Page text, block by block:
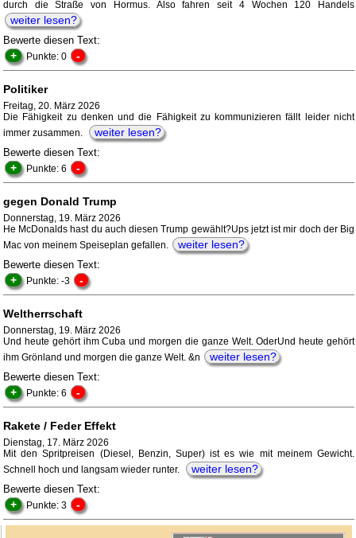
durch die Straße von Hormus. Also fahren seit 4 Wochen 120 Handels
weiter lesen?
Bewerte diesen Text:
+ Punkte: 0 -
Politiker
Freitag, 20. März 2026
Die Fähigkeit zu denken und die Fähigkeit zu kommunizieren fällt leider nicht
immer zusammen.
weiter lesen?
Bewerte diesen Text:
+ Punkte: 6 -
gegen Donald Trump
Donnerstag, 19. März 2026
He McDonalds hast du auch diesen Trump gewählt?Ups jetzt ist mir doch der Big
Mac von meinem Speiseplan gefallen.
weiter lesen?
Bewerte diesen Text:
+ Punkte: -3 -
Weltherrschaft
Donnerstag, 19. März 2026
Und heute gehört ihm Cuba und morgen die ganze Welt. OderUnd heute gehört
ihm Grönland und morgen die ganze Welt. &n
weiter lesen?
Bewerte diesen Text:
+ Punkte: 6 -
Rakete / Feder Effekt
Dienstag, 17. März 2026
Mit den Spritpreisen (Diesel, Benzin, Super) ist es wie mit meinem Gewicht.
Schnell hoch und langsam wieder runter.
weiter lesen?
Bewerte diesen Text:
+ Punkte: 3 -